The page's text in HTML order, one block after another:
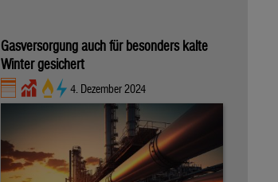
Gasversorgung auch für besonders kalte
Winter gesichert
4. Dezember 2024